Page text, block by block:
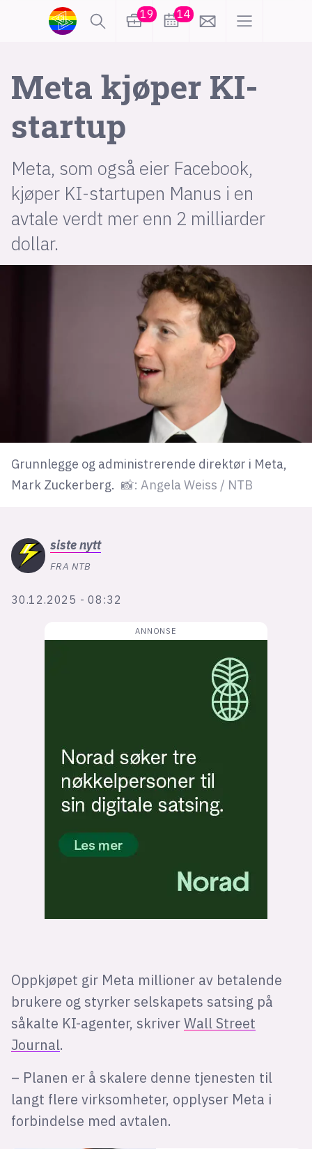
19 14
Meta kjøper KI-
startup
Meta, som også eier Facebook,
kjøper KI-startupen Manus i en
avtale verdt mer enn 2 milliarder
dollar.
Grunnlegge og administrerende direktør i Meta,
Mark Zuckerberg. 📸: Angela Weiss / NTB
sistenytt
FRA NTB
30.12.2025 - 08:32
Oppkjøpet gir Meta millioner av betalende
brukere og styrker selskapets satsing på
såkalte KI-agenter, skriver Wall Street
Journal.
– Planen er å skalere denne tjenesten til
langt flere virksomheter, opplyser Meta i
forbindelse med avtalen.
lønn
KI
karriere
utdanning sikkerhet
kontor
frontend
backend
apputvikling
tilgjengelighet
ukas koder
inn/ut
hobby
kode24-klubben
LinkedIn
Bluesky
annonsepriser
suksesshistorier